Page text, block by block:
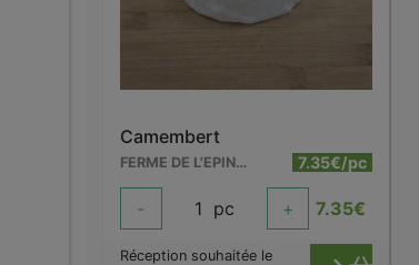
Camembert
FERME DE L'EPINETTE 7.35€/pc
- 1 pc + 7.35€
Réception souhaitée le